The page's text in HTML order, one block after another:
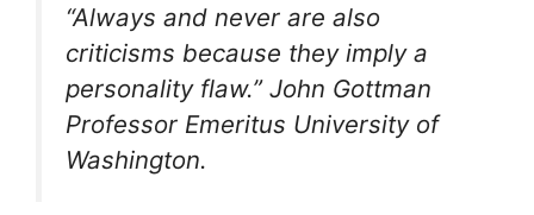
“Always and never are also
criticisms because they imply a
personality flaw.” John Gottman
Professor Emeritus University of
Washington.